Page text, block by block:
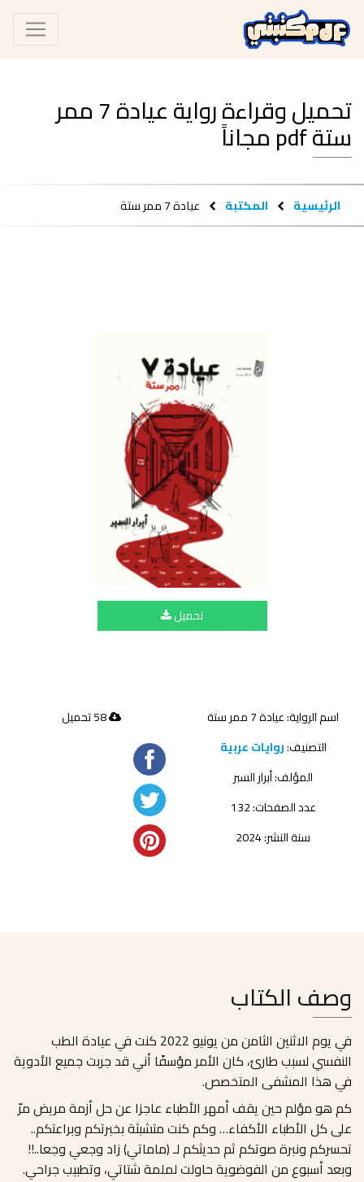
تحميل وقراءة رواية عيادة 7 ممر
ستة pdf مجاناً
الرئيسية المكتبة عيادة 7 ممر ستة
تحميل
اسم الرواية: عيادة 7 ممر ستة
التصنيف:روايات عربية
المؤلف:أبرار السبر
عدد الصفحات: 132
سنة النشر: 2024
58 تحميل
وصف الكتاب
في يوم الاثنين الثامن من يونيو 2022 كنت في عيادة الطب
النفسي لسبب طارئ، كان الأمر مؤسفًا أني قد جربت جميع الأدوية
في هذا المشفى المتخصص.
كم هو مؤلم حين يقف أمهر الأطباء عاجزا عن حل أزمة مريض مرّ
على كل الأطباء الأكفاء… وكم كنت متشبثة بخبرتكم وبراعتكم..
تحسركم ونبرة صوتكم ثم حديثكم لـ (ماماتي) زاد وجعي وجعا..!!
وبعد أسبوع من الفوضوية حاولت لملمة شتاتي، وتطبيب جراحي.